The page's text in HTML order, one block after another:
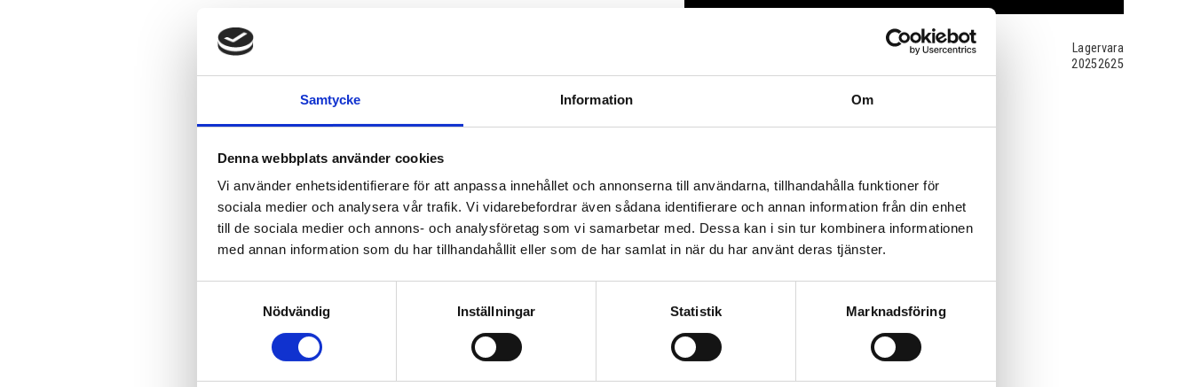
Samtycke Information Om
Denna webbplats använder cookies
Vi använder enhetsidentifierare för att anpassa innehållet och annonserna till användarna, tillhandahålla funktioner för
sociala medier och analysera vår trafik. Vi vidarebefordrar även sådana identifierare och annan information från din enhet
till de sociala medier och annons- och analysföretag som vi samarbetar med. Dessa kan i sin tur kombinera informationen
med annan information som du har tillhandahållit eller som de har samlat in när du har använt deras tjänster.
Nödvändig
Inställningar Statistik Marknadsföring
Lagervara
20252625